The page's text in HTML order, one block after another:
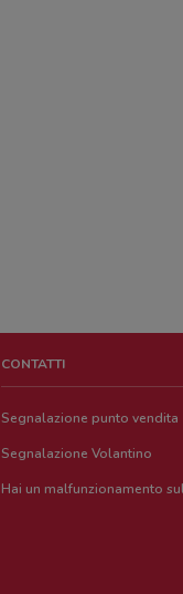
CONTATTI
Segnalazione punto vendita
Segnalazione Volantino
Hai un malfunzionamento